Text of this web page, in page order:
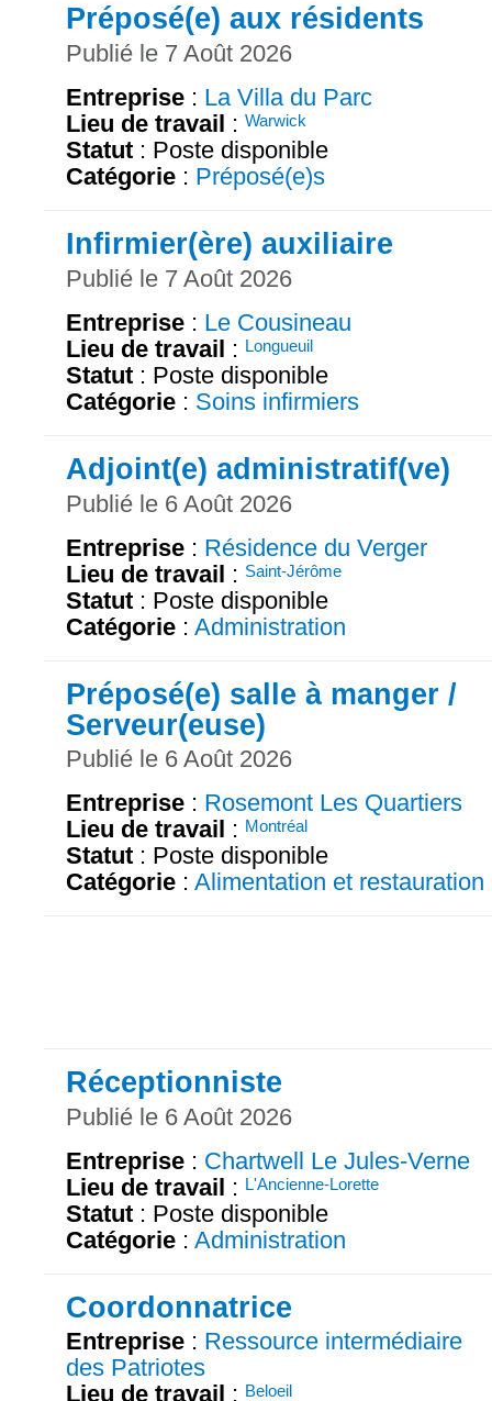
Préposé(e) aux résidents
Publié le 7 Août 2026
Entreprise : La Villa du Parc
Lieu de travail : Warwick
Statut : Poste disponible
Catégorie : Préposé(e)s
Infirmier(ère) auxiliaire
Publié le 7 Août 2026
Entreprise : Le Cousineau
Lieu de travail : Longueuil
Statut : Poste disponible
Catégorie : Soins infirmiers
Adjoint(e) administratif(ve)
Publié le 6 Août 2026
Entreprise : Résidence du Verger
Lieu de travail : Saint-Jérôme
Statut : Poste disponible
Catégorie : Administration
Préposé(e) salle à manger /
Serveur(euse)
Publié le 6 Août 2026
Entreprise : Rosemont Les Quartiers
Lieu de travail : Montréal
Statut : Poste disponible
Catégorie : Alimentation et restauration
Réceptionniste
Publié le 6 Août 2026
Entreprise : Chartwell Le Jules-Verne
Lieu de travail : L'Ancienne-Lorette
Statut : Poste disponible
Catégorie : Administration
Coordonnatrice
Entreprise : Ressource intermédiaire
des Patriotes
Lieu de travail : Beloeil